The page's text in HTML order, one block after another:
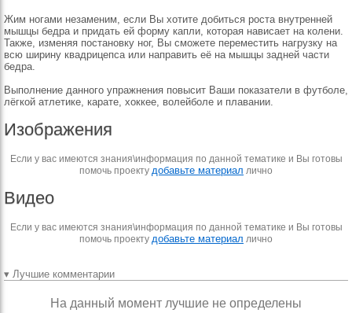
Жим ногами незаменим, если Вы хотите добиться роста внутренней
мышцы бедра и придать ей форму капли, которая нависает на колени.
Также, изменяя постановку ног, Вы сможете переместить нагрузку на
всю ширину квадрицепса или направить её на мышцы задней части
бедра.
Выполнение данного упражнения повысит Ваши показатели в футболе,
лёгкой атлетике, карате, хоккее, волейболе и плавании.
Изображения
Если у вас имеются знания\информация по данной тематике и Вы готовы
помочь проекту добавьте материал лично
Видео
Если у вас имеются знания\информация по данной тематике и Вы готовы
помочь проекту добавьте материал лично
▾ Лучшие комментарии
На данный момент лучшие не определены